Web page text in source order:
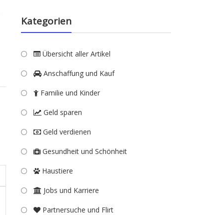
Kategorien
Übersicht aller Artikel
Anschaffung und Kauf
Familie und Kinder
Geld sparen
Geld verdienen
Gesundheit und Schönheit
Haustiere
Jobs und Karriere
Partnersuche und Flirt